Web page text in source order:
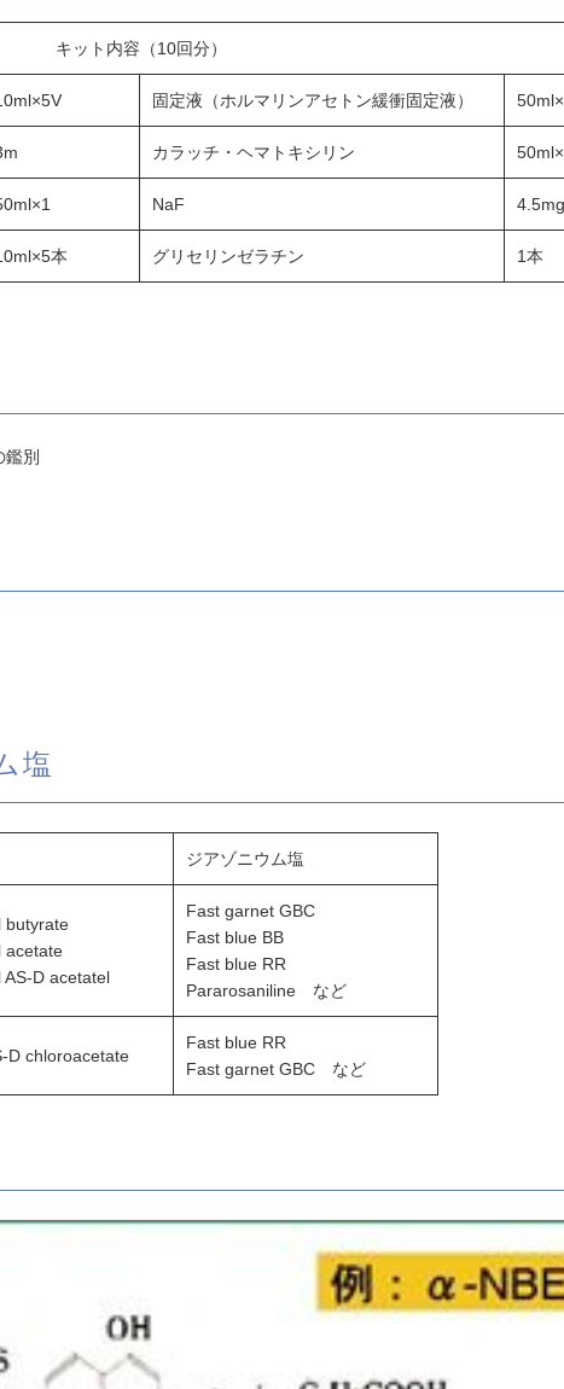
キット内容（10回分）
固定液（ホルマリンアセトン緩衝固定液）
カラッチ・ヘマトキシリン
NaF
本 グリセリンゼラチン 1本
別
塩
ジアゾニウム塩
butyrate
acetate
D acetatel
Fast garnet GBC
Fast blue BB
Fast blue RR
Pararosaniline など
D chloroacetate
Fast blue RR
Fast garnet GBC など